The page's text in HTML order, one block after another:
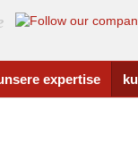
expertise